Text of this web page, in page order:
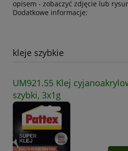
opisem - zobaczyć zdjęcie lub
Dodatkowe informacje:
kleje szybkie
UM921.55 Klej
szybki, 3x1g